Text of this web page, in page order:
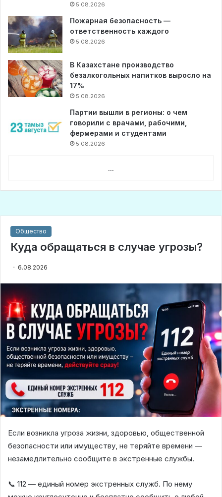
5.08.2026
Пожарная безопасность —
ответственность каждого
5.08.2026
В Казахстане производство
безалкогольных напитков выросло на
17%
5.08.2026
Партии вышли в регионы: о чем
говорили с врачами, рабочими,
фермерами и студентами
5.08.2026
...